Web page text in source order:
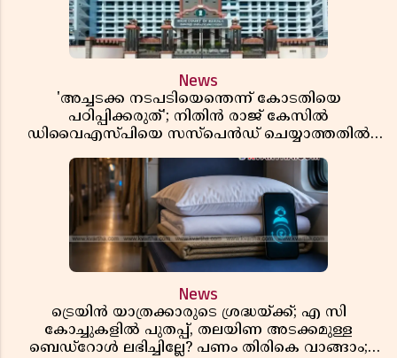
News
'അച്ചടക്ക നടപടിയെന്തെന്ന് കോടതിയെ
പഠിപ്പിക്കരുത്'; നിതിൻ രാജ് കേസിൽ
ഡിവൈഎസ്പിയെ സസ്പെൻഡ് ചെയ്യാത്തതിൽ
News
ട്രെയിൻ യാത്രക്കാരുടെ ശ്രദ്ധയ്ക്ക്; എ സി
കോച്ചുകളിൽ പുതപ്പ്, തലയിണ അടക്കമുള്ള
ബെഡ്റോൾ ലഭിച്ചില്ലേ? പണം തിരികെ വാങ്ങാം;